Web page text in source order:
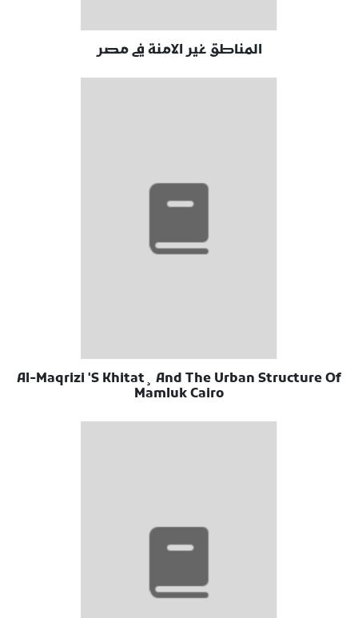
المناطق غير الامنة في مصر
Al-Maqrizi 'S Khitat¸ And The Urban Structure Of
Mamluk Cairo